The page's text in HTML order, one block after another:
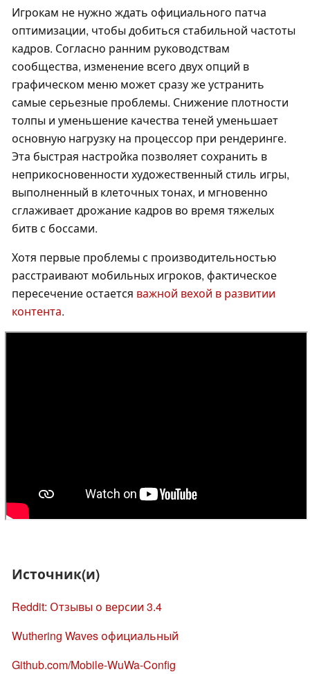
Игрокам не нужно ждать официального патча
оптимизации, чтобы добиться стабильной частоты
кадров. Согласно ранним руководствам
сообщества, изменение всего двух опций в
графическом меню может сразу же устранить
самые серьезные проблемы. Снижение плотности
толпы и уменьшение качества теней уменьшает
основную нагрузку на процессор при рендеринге.
Эта быстрая настройка позволяет сохранить в
неприкосновенности художественный стиль игры,
выполненный в клеточных тонах, и мгновенно
сглаживает дрожание кадров во время тяжелых
битв с боссами.
Хотя первые проблемы с производительностью
расстраивают мобильных игроков, фактическое
пересечение остается важной вехой в развитии
контента.
Источник(и)
Reddit: Отзывы о версии 3.4
Wuthering Waves официальный
Github.com/Mobile-WuWa-Config